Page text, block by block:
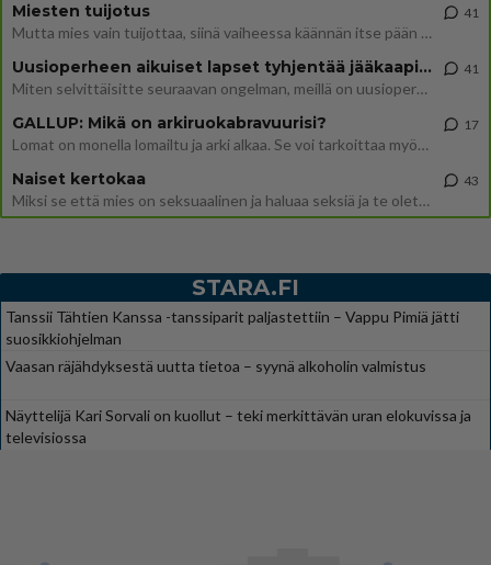
Miesten tuijotus
Mutta mies vain tuijottaa, siinä vaiheessa käännän itse pään pois. Mikä juttu? Yleensä jos joku tuijottaa tai katsoo, hä
41
Uusioperheen aikuiset lapset tyhjentää jääkaapin käydessään
Miten selvittäisitte seuraavan ongelman, meillä on uusioperhe, minulla teini-ikäiset lapset ja puolisolla aikuiset, jotk
41
GALLUP: Mikä on arkiruokabravuurisi?
Lomat on monella lomailtu ja arki alkaa. Se voi tarkoittaa myös sitä, että grillailut on grillattu ja palataan arjen ruo
17
Naiset kertokaa
Miksi se että mies on seksuaalinen ja haluaa seksiä ja te olette hänen mielestänne haluttava on vastenmielistä? Mikä sii
43
STARA.FI
Tanssii Tähtien Kanssa -tanssiparit paljastettiin – Vappu Pimiä jätti
suosikkiohjelman
Vaasan räjähdyksestä uutta tietoa – syynä alkoholin valmistus
Näyttelijä Kari Sorvali on kuollut – teki merkittävän uran elokuvissa ja
televisiossa